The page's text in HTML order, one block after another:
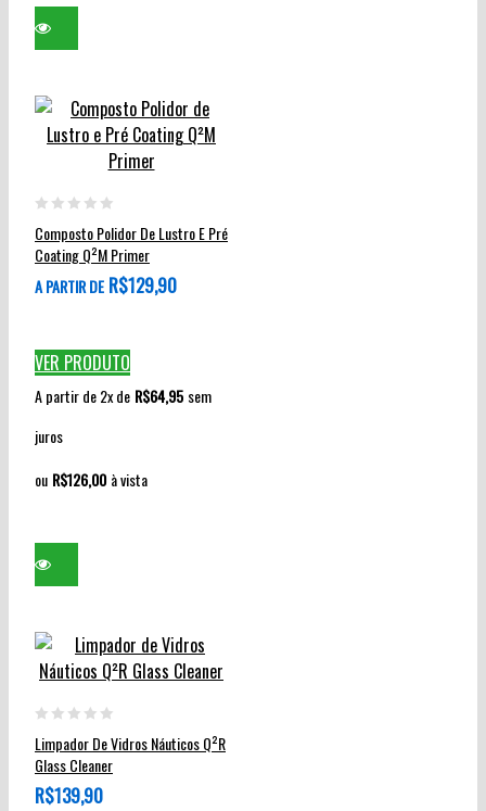
out
Composto Polidor De Lustro E Pré
Coating Q²M Primer
A PARTIR DE R$129,90
VER PRODUTO
Este
produto
tem
várias
opções
podem
ser
escolhidas
página
produto
A partir de 2x de R$64,95 sem
juros
ou R$126,00 à vista
out
of
Limpador De Vidros Náuticos Q²R
Glass Cleaner
R$139,90